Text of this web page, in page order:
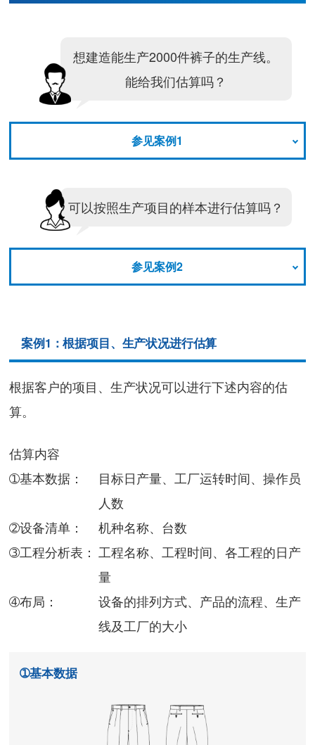
想建造能生产2000件裤子的生产线。
能给我们估算吗？
参见案例1
可以按照生产项目的样本进行估算吗？
参见案例2
案例1：根据项目、生产状况进行估算
根据客户的项目、生产状况可以进行下述内容的估
算。
估算内容
➀基本数据：
目标日产量、工厂运转时间、操作员
人数
➁设备清单：
机种名称、台数
➂工程分析表： 工程名称、工程时间、各工程的日产
量
➃布局：
设备的排列方式、产品的流程、生产
线及工厂的大小
➀基本数据